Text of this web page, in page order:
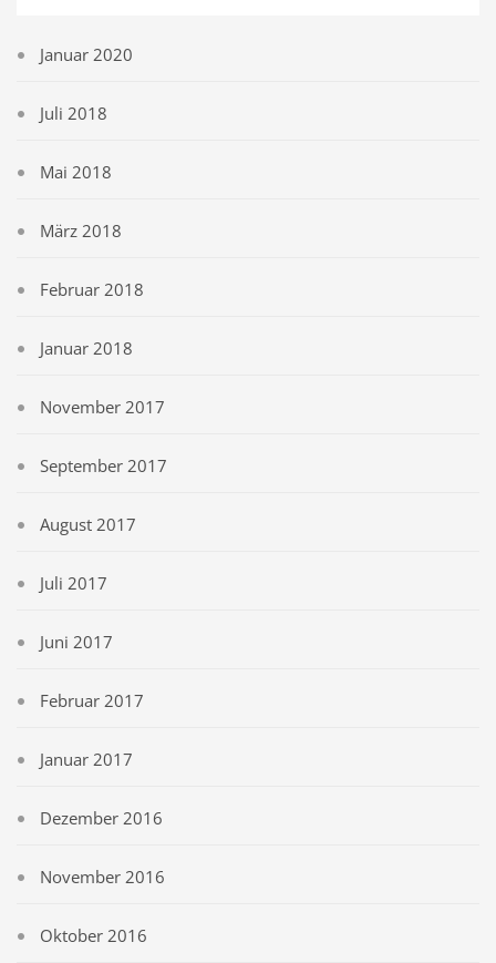
Januar 2020
Juli 2018
Mai 2018
März 2018
Februar 2018
Januar 2018
November 2017
September 2017
August 2017
Juli 2017
Juni 2017
Februar 2017
Januar 2017
Dezember 2016
November 2016
Oktober 2016